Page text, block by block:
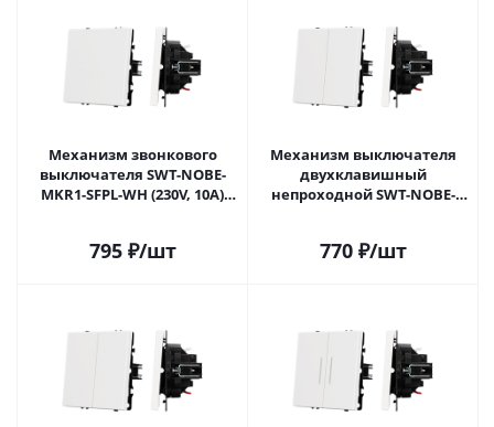
Механизм звонкового
выключателя SWT-NOBE-
MKR1-SFPL-WH (230V, 10A)
795₽/шт
Механизм выключателя
двухклавишный
непроходной SWT-NOBE-
054238 в Самаре
770₽/шт